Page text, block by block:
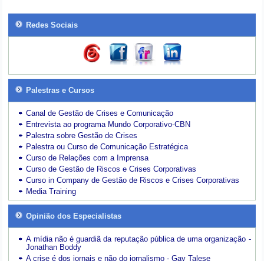
Redes Sociais
Palestras e Cursos
Canal de Gestão de Crises e Comunicação
Entrevista ao programa Mundo Corporativo-CBN
Palestra sobre Gestão de Crises
Palestra ou Curso de Comunicação Estratégica
Curso de Relações com a Imprensa
Curso de Gestão de Riscos e Crises Corporativas
Curso in Company de Gestão de Riscos e Crises Corporativas
Media Training
Opinião dos Especialistas
A mídia não é guardiã da reputação pública de uma organização -
Jonathan Boddy
A crise é dos jornais e não do jornalismo - Gay Talese